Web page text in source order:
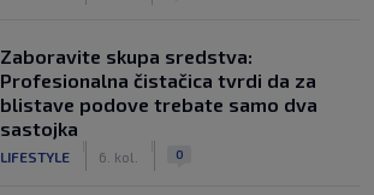
Zaboravite skupa sredstva:
Profesionalna čistačica tvrdi da za
blistave podove trebate samo dva
sastojka
LIFESTYLE 6. kol. 0